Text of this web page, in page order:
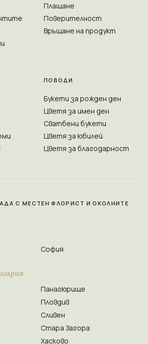
Плащане
Поверителност
Връщане на продукт
ПОВОДИ
Букети за рожден ден
Цветя за имен ден
Сватбени букети
Цветя за юбилей
Цветя за благодарност
С МЕСТЕН ФЛОРИСТ И ОКОЛНИТЕ
София
Панагюрище
Пловдив
Сливен
Стара Загора
Хасково